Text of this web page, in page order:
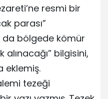
resmi bir
parası”
da bölgede kömür
alınacağı” bilgisini,
eklemiş.
tezeği